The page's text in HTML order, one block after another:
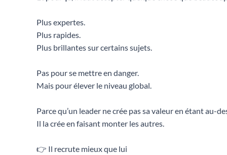
Plus expertes.
Plus rapides.
Plus brillantes sur certains sujets.
Pas pour se mettre en danger.
Mais pour élever le niveau global.
Parce qu’un leader ne crée pas sa valeur en étant au-
Il la crée en faisant monter les autres.
👉 Il recrute mieux que lui